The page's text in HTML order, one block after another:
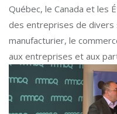
Québec, le Canada et les
des entreprises de
manufacturier, le
aux entreprises et aux